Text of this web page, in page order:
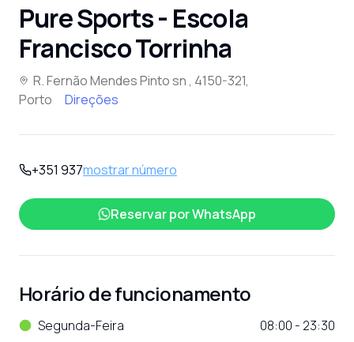
Pure Sports - Escola
Francisco Torrinha
R. Fernão Mendes Pinto sn , 4150-321,
Porto
Direções
+351 937mostrar número
Reservar porWhatsApp
Horário de funcionamento
Segunda-Feira
08:00 - 23:30